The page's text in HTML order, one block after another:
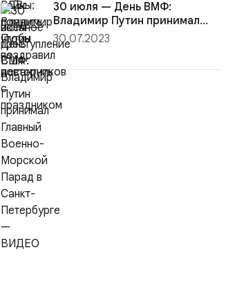
30 июля — День ВМФ:
Владимир Путин принимал
Главный Вое...
30.07.2023